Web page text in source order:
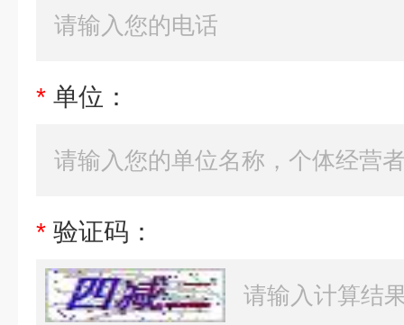
* 单位：
* 验证码：